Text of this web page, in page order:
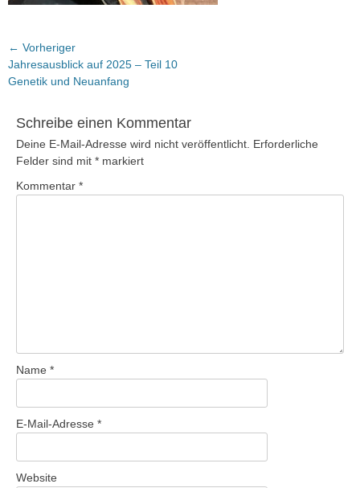
Beitragsnavigation
← Vorheriger
Vorheriger
Beitrag:
Jahresausblick auf 2025 – Teil 10
Genetik und Neuanfang
Schreibe einen Kommentar
Deine E-Mail-Adresse wird nicht veröffentlicht. Erforderliche
Felder sind mit * markiert
Kommentar *
Name *
E-Mail-Adresse *
Website